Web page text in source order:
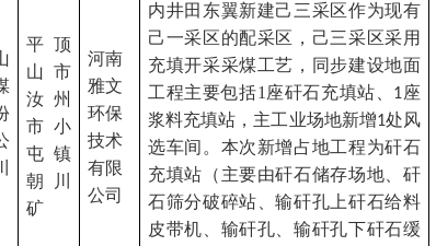
平顶
山市
汝州
市小
屯镇
朝川
矿
河南
雅文
环保
技术
有限
公司
内井田东翼新建己三采区作为现有
己一采区的配采区，己三采区采用
充填开采采煤工艺，同步建设地面
工程主要包括1 座矸石充填站、 1座
浆料充填站，主工业场地新增1处风
选车间。本次新增占地工程为矸石
充填站（主要由矸石储存场地、矸
石筛分破碎站、输矸孔上矸石给料
皮带机、输矸孔、输矸孔下矸石缓